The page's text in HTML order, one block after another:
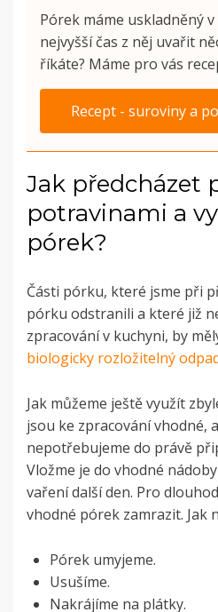
Pórek máme uskladněný
nejvyšší čas z něj uvařit
říkáte? Máme pro vás
Recept - suroviny a
Jak předcházet
potravinami a
pórek?
Části pórku, které jsme při
pórku odstranili a které již
zpracování v kuchyni, by
biologicky rozložitelný
Jak můžeme ještě využít
jsou ke zpracování vhodné,
nepotřebujeme do právě
Vložme je do vhodné
vaření další den. Pro
vhodné pórek zamrazit. Jak
Pórek umyjeme.
Usušíme.
Nakrájíme na plátky.